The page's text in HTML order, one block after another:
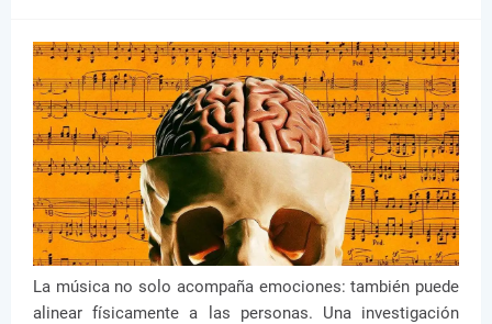
La música no solo acompaña emociones: también puede
alinear físicamente a las personas. Una investigación